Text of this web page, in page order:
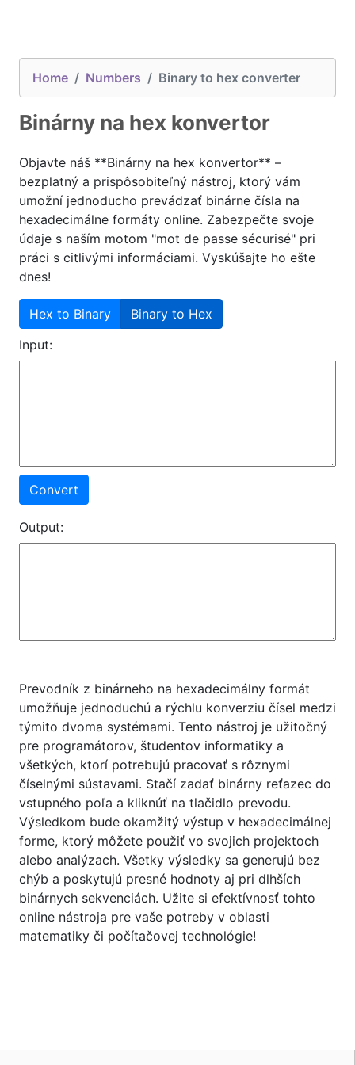
Home Numbers Binary to hex converter
Binárny na hex konvertor
Objavte náš **Binárny na hex konvertor** –
bezplatný a prispôsobiteľný nástroj, ktorý vám
umožní jednoducho prevádzať binárne čísla na
hexadecimálne formáty online. Zabezpečte svoje
údaje s naším motom "mot de passe sécurisé" pri
práci s citlivými informáciami. Vyskúšajte ho ešte
dnes!
Hex to Binary
Binary to Hex
Input:
Convert
Output:
Prevodník z binárneho na hexadecimálny formát
umožňuje jednoduchú a rýchlu konverziu čísel medzi
týmito dvoma systémami. Tento nástroj je užitočný
pre programátorov, študentov informatiky a
všetkých, ktorí potrebujú pracovať s rôznymi
číselnými sústavami. Stačí zadať binárny reťazec do
vstupného poľa a kliknúť na tlačidlo prevodu.
Výsledkom bude okamžitý výstup v hexadecimálnej
forme, ktorý môžete použiť vo svojich projektoch
alebo analýzach. Všetky výsledky sa generujú bez
chýb a poskytujú presné hodnoty aj pri dlhších
binárnych sekvenciách. Užite si efektívnosť tohto
online nástroja pre vaše potreby v oblasti
matematiky či počítačovej technológie!